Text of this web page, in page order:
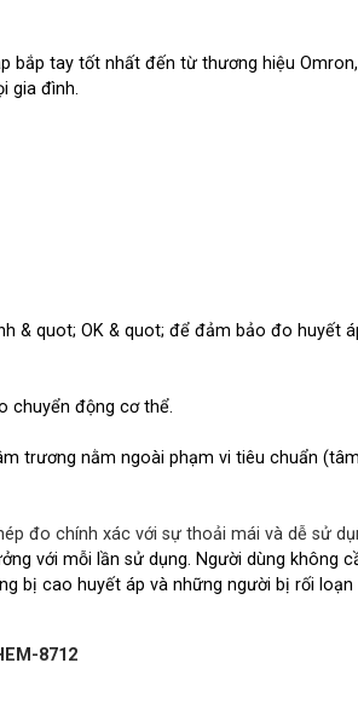
bắp tay tốt nhất đến từ thương hiệu
gia đình.
& quot; OK & quot; để đảm bảo đo huyết
chuyển động cơ thể.
trương nằm ngoài phạm vi tiêu chuẩn
đo chính xác với sự thoải mái và dễ sử
với mỗi lần sử dụng. Người dùng không
bị cao huyết áp và những người bị rối
8712